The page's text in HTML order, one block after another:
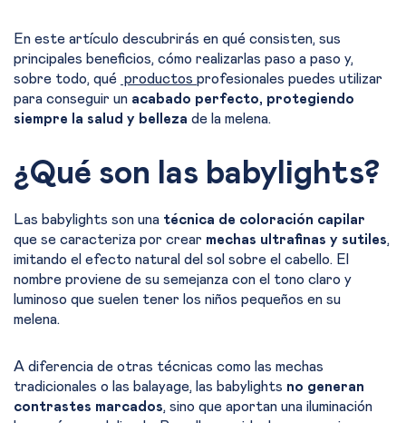
En este artículo descubrirás en qué consisten, sus
principales beneficios, cómo realizarlas paso a paso y,
sobre todo, qué productos profesionales puedes utilizar
para conseguir un acabado perfecto, protegiendo
siempre la salud y belleza de la melena.
¿Qué son las babylights?
Las babylights son una técnica de coloración capilar
que se caracteriza por crear mechas ultrafinas y sutiles,
imitando el efecto natural del sol sobre el cabello. El
nombre proviene de su semejanza con el tono claro y
luminoso que suelen tener los niños pequeños en su
melena.
A diferencia de otras técnicas como las mechas
tradicionales o las balayage, las babylights no generan
contrastes marcados, sino que aportan una iluminación